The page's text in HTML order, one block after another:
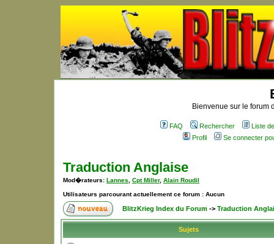
Bienvenue sur le forum
FAQ Rechercher
Liste
Profil
Se connecter
Traduction Anglaise
Mod�rateurs: Lannes Cpt Miller, Alain Roudil
Utilisateurs parcourant actuellement ce forum : Aucun
BlitzKrieg Index du Forum -> Traduction
Sujets